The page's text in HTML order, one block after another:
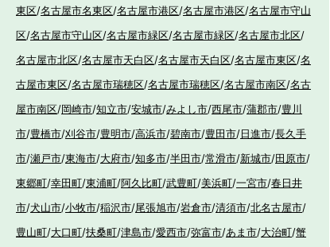
東区/名古屋市名東区/名古屋市港区/名古屋市港区/名古屋市守山
区/名古屋市守山区/名古屋市緑区/名古屋市緑区/名古屋市北区/
名古屋市北区/名古屋市天白区/名古屋市天白区/名古屋市東区/名
古屋市東区/名古屋市瑞穂区/名古屋市瑞穂区/名古屋市南区/名古
屋市南区/岡崎市/知立市/安城市/みよし市/西尾市/蒲郡市/豊川
市/豊橋市/刈谷市/豊明市/高浜市/碧南市/豊田市/日進市/長久手
市/瀬戸市/東海市/大府市/知多市/半田市/常滑市/新城市/田原市/
東郷町/幸田町/東浦町/阿久比町/武豊町/美浜町/一宮市/春日井
市/犬山市/小牧市/稲沢市/尾張旭市/岩倉市/清須市/北名古屋市/
豊山町/大口町/扶桑町/津島市/愛西市/弥富市/あま市/大治町/蟹